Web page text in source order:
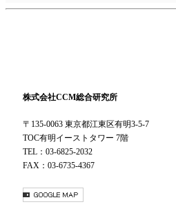
株式会社CCM総合研究所
〒135-0063 東京都江東区有明3-5-7
TOC有明イーストタワー 7階
TEL：03-6825-2032
FAX：03-6735-4367